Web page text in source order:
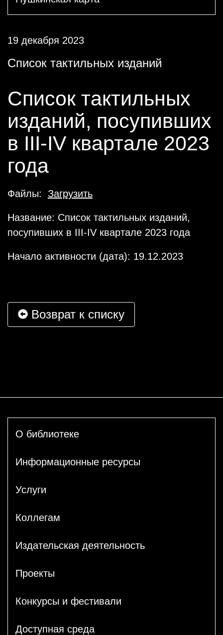
19 декабря 2023
Список тактильных изданий
Список тактильных
изданий, посупивших
в III-IV квартале 2023
года
Файлы: Загрузить
Название: Список тактильных изданий,
посупивших в III-IV квартале 2023 года
Начало активности (дата): 19.12.2023
Возврат к списку
О библиотеке
Информационные ресурсы
Услуги
Коллегам
Издательская деятельность
Проекты
Конкурсы и фестивали
Доступная среда